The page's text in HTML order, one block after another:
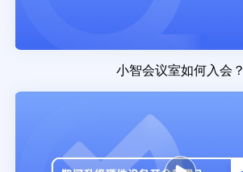
小智会议室如何入会？